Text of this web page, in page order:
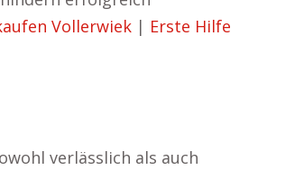
Vollerwiek | Erste Hilfe
verlässlich als auch